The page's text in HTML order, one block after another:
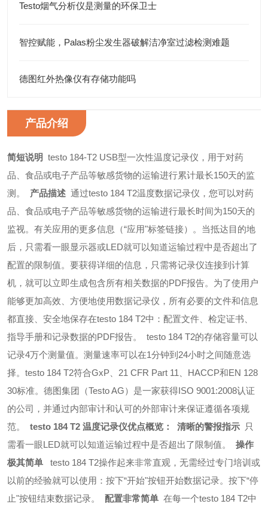
Testo烟气分析仪是测量的环保卫士
智控赋能，Palas粉尘发生器破解洁净室过滤检测难题
德图红外热像仪有存储功能吗
产品介绍
简短说明 testo 184-T2 USB型一次性温度记录仪，用于对药
品、食品或电子产品等敏感货物的运输进行累计最长150天的监
测。
产品描述 通过testo 184 T2温度数据记录仪，您可以对药
品、食品或电子产品等敏感货物的运输进行最长时间为150天的
监视。有关应用的更多信息（“应用"标签链接）。 当抵达目的地
后，只需看一眼显示器或LED就可以知道运输过程中是否超出了
配置的限制值。要获得详细的信息，只需将记录仪连接到计算
机，就可以立即生成包含所有相关数据的PDF报告。为了使用户
能够更加高效、方便地使用数据记录仪，所有必要的文件和信息
都直接、安全地保存在testo 184 T2中：配置文件、检定证书、
指导手册和记录数据的PDF报告。
testo 184 T2的存储容量可以
记录4万个测量值。测量速率可以在1分钟到24小时之间随意选
择。 testo 184 T2符合GxP、21 CFR Part 11、HACCP和EN 128
30标准。德图集团（Testo AG）是一家获得ISO 9001:2008认证
的公司，并通过内部审计和认可的外部审计来保证遵循各项规
范。
testo 184 T2 温度记录仪优点概览： 清晰的警报指示 只
需看一眼LED就可以知道运输过程中是否超出了限制值。
操作
极其简单
testo 184 T2操作起来非常直观，无需经过专门培训或
以前的经验就可以使用：按下“开始"按钮开始数据记录。按下“停
止"按钮结束数据记录。
配置非常简单 在每一个testo 184 T2中